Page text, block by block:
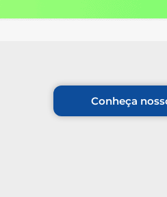
Conheça